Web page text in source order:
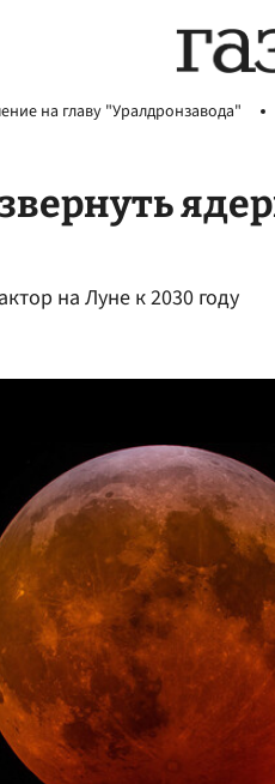
на главу "Уралдронзавода"
на Луне к 2030 году